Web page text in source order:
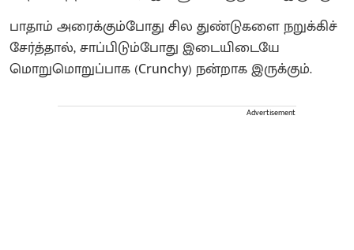
பாதாம் அரைக்கும்போது சில துண்டுகளை நறுக்கிச்
சேர்த்தால், சாப்பிடும்போது இடையிடையே
மொறுமொறுப்பாக (Crunchy) நன்றாக இருக்கும்.
Advertisement